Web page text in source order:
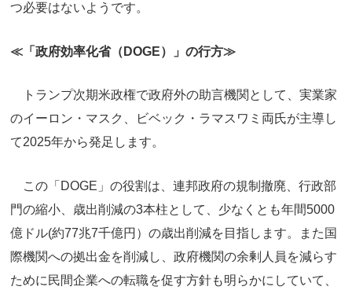
つ必要はないようです。
≪「政府効率化省（DOGE）」の行方≫
トランプ次期米政権で政府外の助言機関として、実業家
のイーロン・マスク、ビベック・ラマスワミ両氏が主導し
て2025年から発足します。
この「DOGE」の役割は、連邦政府の規制撤廃、行政部
門の縮小、歳出削減の3本柱として、少なくとも年間5000
億ドル(約77兆7千億円）の歳出削減を目指します。また国
際機関への拠出金を削減し、政府機関の余剰人員を減らす
ために民間企業への転職を促す方針も明らかにしていて、